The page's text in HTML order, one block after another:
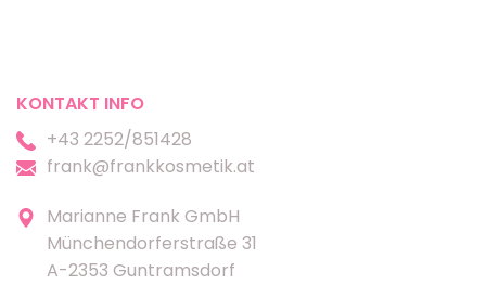
KONTAKT INFO
+43 2252/851428
frank@frankkosmetik.at
Marianne Frank GmbH
Münchendorferstraße 31
A-2353 Guntramsdorf